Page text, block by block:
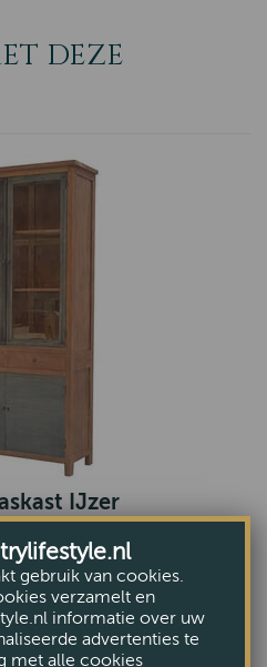
DEZE
IJzer
gebruik van cookies.
verzamelt en
informatie over uw
advertenties te
met alle cookies